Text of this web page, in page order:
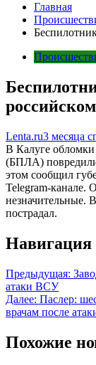
Главная
Lenta.ru3 месяца
В Калуге обломки
(БПЛА)
этом сообщил
Telegram-канале.
незначительные.
пострадал.
Навигация
Предыдущая:
атаки ВСУ
Далее: Паслер:
врачам после
Похожие